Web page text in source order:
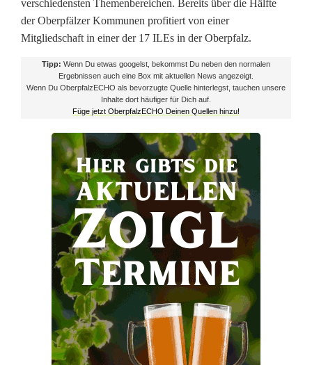
h
verschiedensten Themenbereichen. Bereits über die Hälfte
der Oberpfälzer Kommunen profitiert von einer
Mitgliedschaft in einer der 17 ILEs in der Oberpfalz.
Tipp: Wenn Du etwas googelst, bekommst Du neben den normalen
Ergebnissen auch eine Box mit aktuellen News angezeigt.
Wenn Du OberpfalzECHO als bevorzugte Quelle hinterlegst, tauchen unsere
Inhalte dort häufiger für Dich auf.
Füge jetzt OberpfalzECHO Deinen Quellen hinzu!